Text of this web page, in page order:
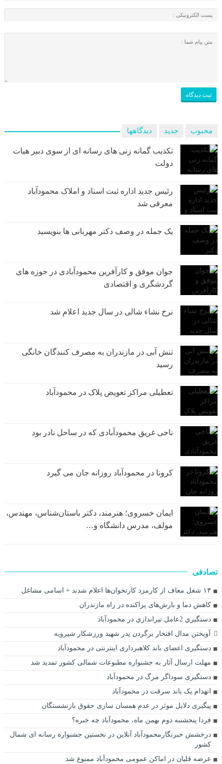
محبوب جدید دیدگاهها
تکذیب گمانه زنی های رسانه ای از سوی دبیر هیات
دولت
رئیس جدید اداره ثبت اسناد و املاک محمودآباد
معرفی شد
یک جمله در وصف دکتر مهربانی ها بنویسید
جوان موفق و کارآفرین محمودآبادی در حوزه های
گردشگری و اقتصادی
نرخ نشاء شالی در سال جدید اعلام شد
تنش آبی در مازندران به مصرف كنندگان خانگی
رسيد
تعطیلی مراکز تعویض پلاک در محمودآباد
ناجی غریق محمودآبادی که در ساحل نادر بود
کرونا در محمودآباد روزانه جان می گیرد
ایمان خسروی؛ هنرمند، دکتر باستان‌شناس، مهندس،
مولف، مدرس دانشگاه و…
تصادفی
۱۳ شغل معاف از کارمزد کارتخوان‌ها اعلام شدند + اسامی مشاغل
کاهش دما و بارش‌های پراکنده در راه مازندران
دستگيري 2عامل تيراندازي در محمودآباد
آویختن مدال افتخار برگردن پدر شهید ورزشکار شیرویه
دستگیری اعضای باند کلاهبرداری اینترنتی در محمودآباد
مهلت ارسال آثار به جشنواره مطبوعات شمالی کشور تمدید شد
دستگیری سوداگر مرگ در محمودآباد
انهدام یک باند سرقت در محمودآباد
پیگیری دلایل موثر در عدم همسان سازی حقوق بازنشستگان
فردا پنجشنبه دوم بهمن ماه، محمودآباد چه خبره؟
درخشش خبرنگارمحمودآباد آنلاین در نخستین جشنواره رسانه ای شمال
کشور
عرضه قلیان در اماکن عمومی محمودآباد ممنوع شد